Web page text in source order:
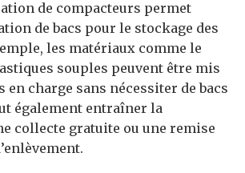
de compacteurs permet
de bacs pour le stockage des
les matériaux comme le
souples peuvent être mis
en charge sans nécessiter de bacs
également entraîner la
collecte gratuite ou une remise